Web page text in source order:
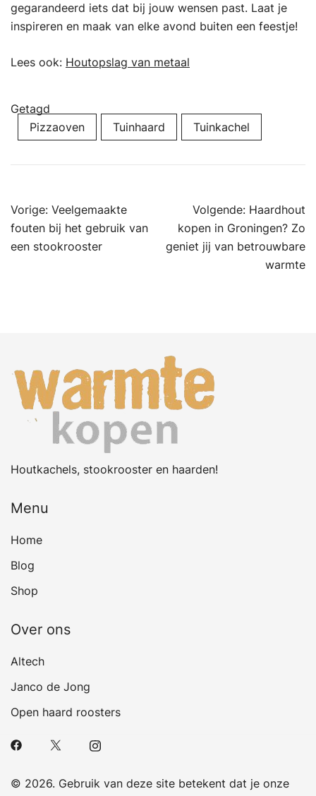
gegarandeerd iets dat bij jouw wensen past. Laat je
inspireren en maak van elke avond buiten een feestje!
Lees ook: Houtopslag van metaal
Getagd
Pizzaoven
Tuinhaard Tuinkachel
Bericht
navigatie
Vorige: Veelgemaakte
fouten bij het gebruik van
een stookrooster
Volgende: Haardhout
kopen in Groningen? Zo
geniet jij van betrouwbare
warmte
Houtkachels, stookrooster en haarden!
Menu
Home
Blog
Shop
Over ons
Altech
Janco de Jong
Open haard roosters
© 2026. Gebruik van deze site betekent dat je onze